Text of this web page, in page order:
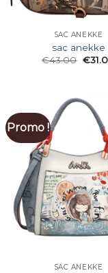
SAC ANEKKE
sac anekke
€43.00 €
Promo !
SAC ANEKKE